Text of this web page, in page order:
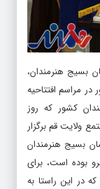
بسیج هنرمندان،
مراسم افتتاحیه
کشور که روز
ولایت قم برگزار
بسیج هنرمندان
بوده است، برای
در این راستا به